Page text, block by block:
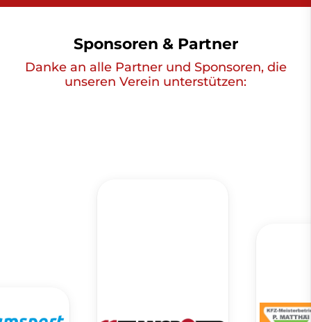
Sponsoren & Partner
Danke an alle Partner und Sponsoren, die
unseren Verein unterstützen: